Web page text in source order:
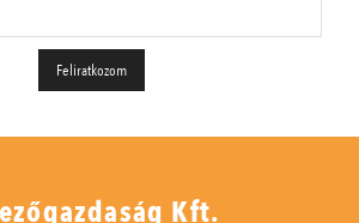
Kft.